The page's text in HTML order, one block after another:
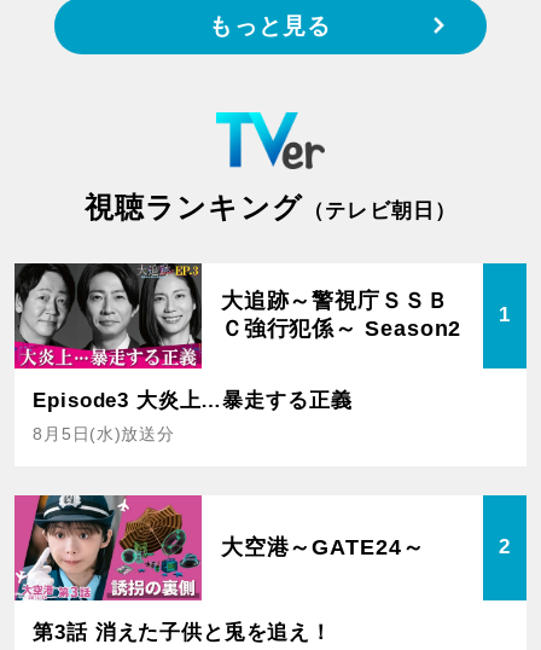
もっと見る
視聴ランキング （テレビ朝日）
大追跡～警視庁ＳＳＢ
Ｃ強行犯係～ Season2
1
Episode3 大炎上…暴走する正義
8月5日(水)放送分
大空港～GATE24～ 2
第3話 消えた子供と兎を追え！